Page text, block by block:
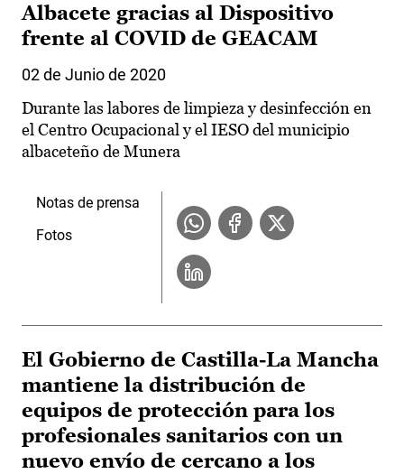
Albacete gracias al Dispositivo
frente al COVID de GEACAM
02 de Junio de 2020
Durante las labores de limpieza y desinfección en
el Centro Ocupacional y el IESO del municipio
albaceteño de Munera
Notas de prensa
Fotos
El Gobierno de Castilla-La Mancha
mantiene la distribución de
equipos de protección para los
profesionales sanitarios con un
nuevo envío de cercano a los